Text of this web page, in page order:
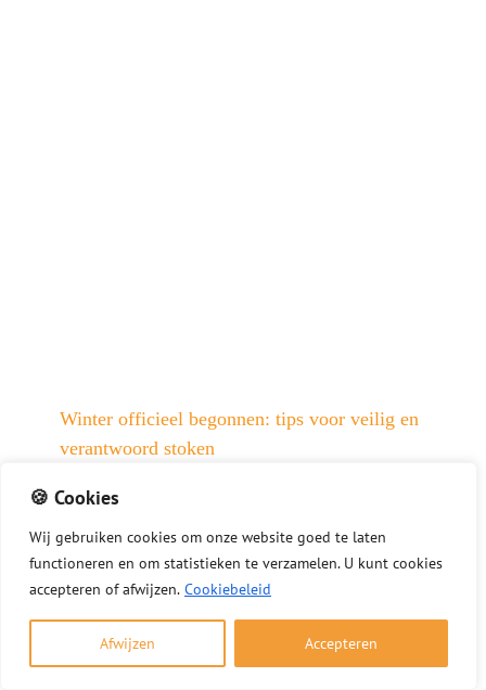
🍪 Cookies
Wij gebruiken cookies om onze website goed te laten
functioneren en om statistieken te verzamelen. U kunt cookies
accepteren of afwijzen. Cookiebeleid
Afwijzen Accepteren
Winter officieel begonnen: tips voor veilig en
verantwoord stoken
Nu de winter officieel is begonnen, wilt u
misschien genieten van een warm haardvuur. Met
deze tips stookt u veilig, verantwoord en volgens
hout Laat de [...]